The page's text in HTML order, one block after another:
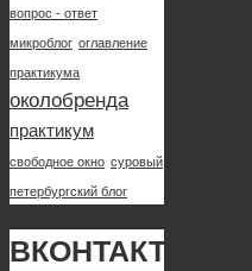
вопрос - ответ
микроблог оглавление
практикума
околобренда
практикум
свободное окно суровый
петербургский блог
ВКОНТАКТЕ: